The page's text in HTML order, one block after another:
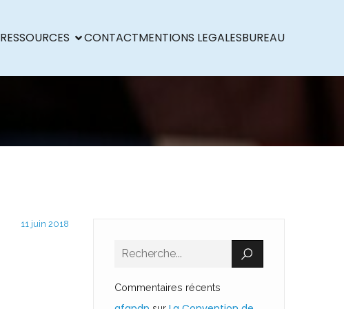
RESSOURCES CONTACTMENTIONS LEGALESBUREAU
11 juin 2018
Commentaires récents